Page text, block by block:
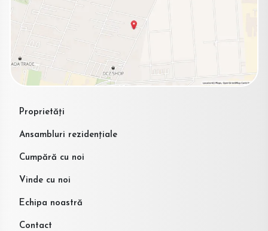
Proprietăți
Ansambluri rezidențiale
Cumpără cu noi
Vinde cu noi
Echipa noastră
Contact